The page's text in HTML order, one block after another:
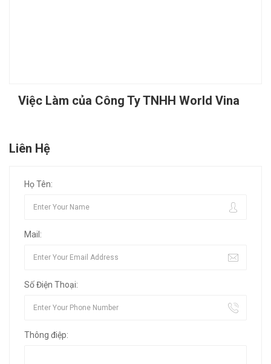
Việc Làm của Công Ty TNHH World Vina
Liên Hệ
Họ Tên:
Mail:
Số Điện Thoại:
Thông điệp: